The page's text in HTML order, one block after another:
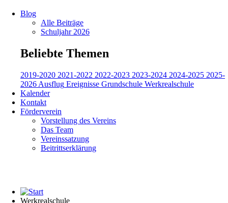
Blog
Alle Beiträge
Schuljahr 2026
Beliebte Themen
2019-2020 2021-2022 2022-2023 2023-2024 2024-2025 2025-
2026 Ausflug Ereignisse Grundschule Werkrealschule
Kalender
Kontakt
Förderverein
Vorstellung des Vereins
Das Team
Vereinssatzung
Beitrittserklärung
Werkrealschule